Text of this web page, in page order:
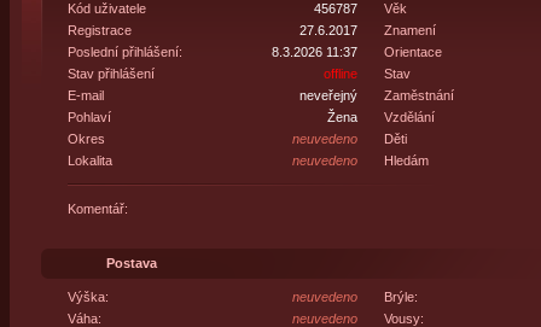
Kód uživatele
456787
Registrace
27.6.2017
Poslední přihlášení:
8.3.2026 11:37
Stav přihlášení
offline
E-mail
neveřejný
Pohlaví
Žena
Okres
neuvedeno
Lokalita
neuvedeno
Věk
Znamení
Orientace
Stav
Zaměstnání
Vzdělání
Děti
Hledám
Komentář:
Postava
Výška:
neuvedeno
Váha:
neuvedeno
Brýle:
Vousy: